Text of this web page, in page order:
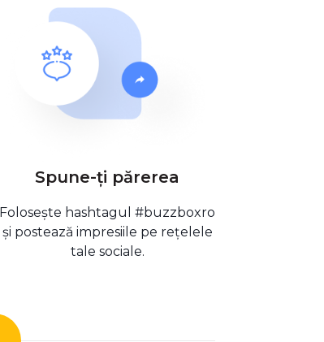
Spune-ți părerea
Folosește hashtagul #buzzboxro
și postează impresiile pe rețelele
tale sociale.